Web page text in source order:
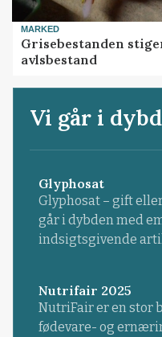
MARKED
Grisebestanden
avlsbestand
Vi går i
Glyphosat
Glyphosat – gift
går i dybden med
indsigtsgivende
Nutrifair 2025
NutriFair er en stor
fødevare- og